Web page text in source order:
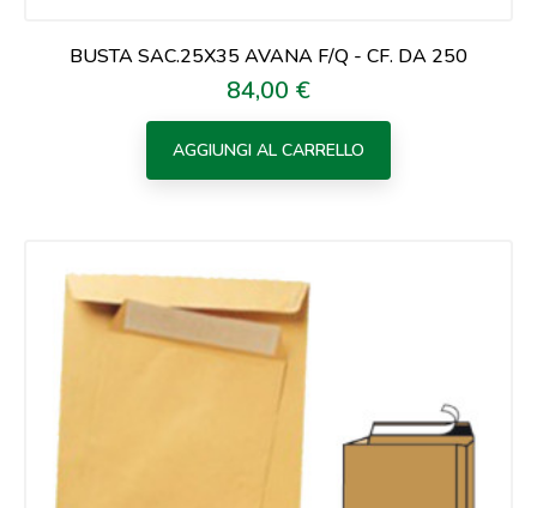
BUSTA SAC.25X35 AVANA F/Q - CF. DA 250
Prezzo
84,00 €
AGGIUNGI AL CARRELLO